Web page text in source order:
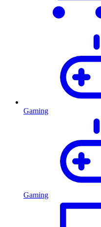
Gaming
Gaming